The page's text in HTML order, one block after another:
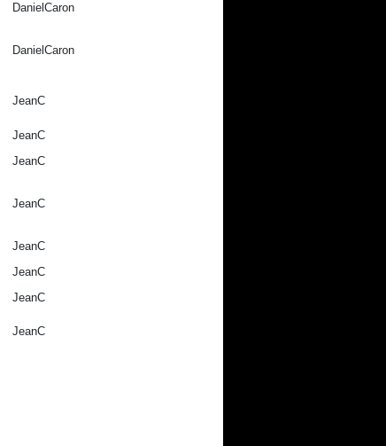
DanielCaron
DanielCaron
JeanC
JeanC
JeanC
JeanC
JeanC
JeanC
JeanC
JeanC